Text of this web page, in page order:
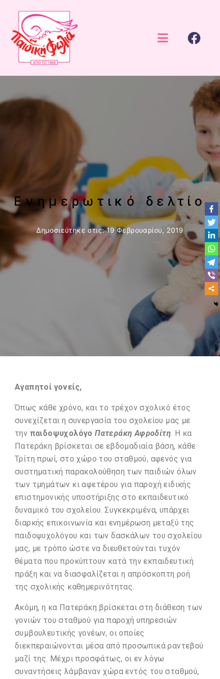
Ενημερωτικό δελτίο
Δημοσιεύτηκε στις 19 Φεβρουαρίου, 2019
Αγαπητοί γονείς,
Όπως κάθε χρόνο, και το τρέχον σχολικό έτος
συνεχίζεται η συνεργασία του σχολείου μας με
την παιδοψυχολόγοΠατεράκη Αφροδίτη. Η κα
Πατεράκη βρίσκεται σε εβδομαδιαία βάση, κάθε
Τρίτη πρωί, στο χώρο του σταθμού, αφενός για
συστηματική παρακολούθηση των παιδιών όλων
των τμημάτων κι αφετέρου για παροχή ειδικής
επιστημονικής υποστήριξης στο εκπαιδευτικό
δυναμικό του σχολείου. Συγκεκριμένα, υπάρχει
διαρκής επικοινωνία και ενημέρωση μεταξύ της
παιδοψυχολόγου και των δασκάλων του σχολείου
μας, με τρόπο ώστε να διευθετούνται τυχόν
θέματα που προκύπτουν κατά την εκπαιδευτική
πράξη και να διασφαλίζεται η απρόσκοπτη ροή
της σχολικής καθημερινότητας.
Ακόμη, η κα Πατεράκη βρίσκεται στη διάθεση των
γονιών του σταθμού για παροχή υπηρεσιών
συμβουλευτικής γονέων, οι οποίες
διεκπεραιώνονται μέσα από προσωπικά ραντεβού
μαζί της. Μέχρι προσφάτως, οι εν λόγω
συναντήσεις λάμβαναν χώρα εντός του σταθμού,